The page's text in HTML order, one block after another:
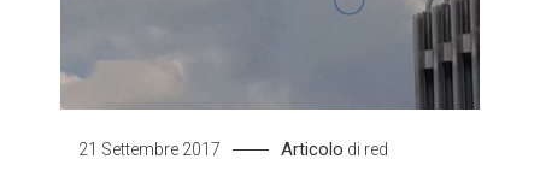
21 Settembre 2017 Articolo di red